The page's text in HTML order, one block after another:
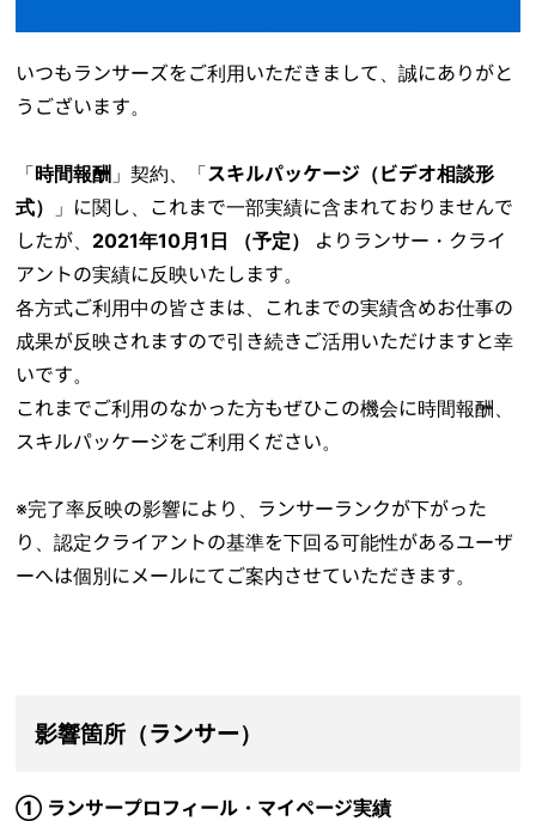
いつもランサーズをご利用いただきまして、誠にありがと
うございます。
「時間報酬 」契約、「スキルパッケージ（ビデオ相談形
式）
」に関し、これまで一部実績に含まれておりませんで
したが、 2021年10月1日 （予定） よりランサー・クライ
アントの実績に反映いたします。
各方式ご利用中の皆さまは、これまでの実績含めお仕事の
成果が反映されますので引き続きご活用いただけますと幸
いです。
これまでご利用のなかった方もぜひこの機会に時間報酬、
スキルパッケージをご利用ください。
※完了率反映の影響により、ランサーランクが下がった
り、認定クライアントの基準を下回る可能性があるユーザ
ーへは個別にメールにてご案内させていただきます。
影響箇所（ランサー）
① ランサープロフィール・マイページ実績